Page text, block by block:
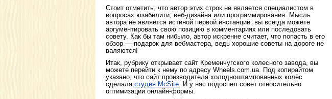
Стоит отметить, что автор этих строк не является специалистом в
вопросах юзабилити, веб-дизайна или программирования. Мысль
автора не является истиной первой инстанции: вы всегда можете
аргументировать свою позицию в комментариях или последовать
совету. Как бы там нибыло, автор искренне считает, что попасть в его
обзор — подарок для вебмастера, ведь хорошие советы на дороге не
валяются!
Итак, рубрику открывает сайт Кременчугского колесного завода, вы
можете перейти к нему по адресу Wheels.com.ua. Под копирайтом
указано, что сайт производителя холодноштампованных колёс
сделала студия McSite . И у нас подоспел совет относительно
оптимизации онлайн-формы.